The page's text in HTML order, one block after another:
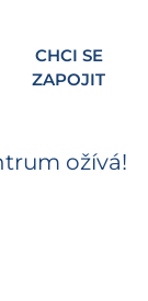
CHCI SE
ZAPOJIT
ožívá!